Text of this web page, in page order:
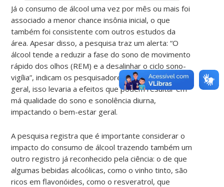
Já o consumo de álcool uma vez por mês ou mais foi
associado a menor chance insônia inicial, o que
também foi consistente com outros estudos da
área. Apesar disso, a pesquisa traz um alerta: “O
álcool tende a reduzir a fase do sono de movimento
rápido dos olhos (REM) e a desalinhar o ciclo sono-
vigília”, indicam os pesquisadores. De uma forma
geral, isso levaria a efeitos que podem resultar em
má qualidade do sono e sonolência diurna,
impactando o bem-estar geral.
A pesquisa registra que é importante considerar o
impacto do consumo de álcool trazendo também um
outro registro já reconhecido pela ciência: o de que
algumas bebidas alcoólicas, como o vinho tinto, são
ricos em flavonóides, como o resveratrol, que